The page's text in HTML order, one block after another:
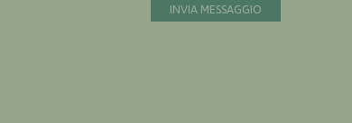
INVIA MESSAGGIO